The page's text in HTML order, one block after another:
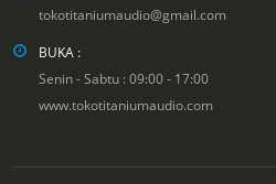
tokotitaniumaudio@gmail.com
BUKA :
Senin - Sabtu : 09:00 - 17:00
www.tokotitaniumaudio.com